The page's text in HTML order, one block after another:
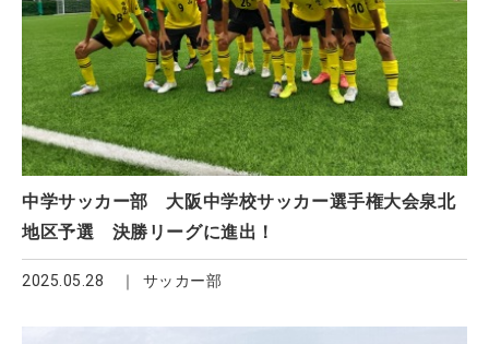
中学サッカー部 大阪中学校サッカー選手権大会泉北
地区予選 決勝リーグに進出！
2025.05.28 サッカー部